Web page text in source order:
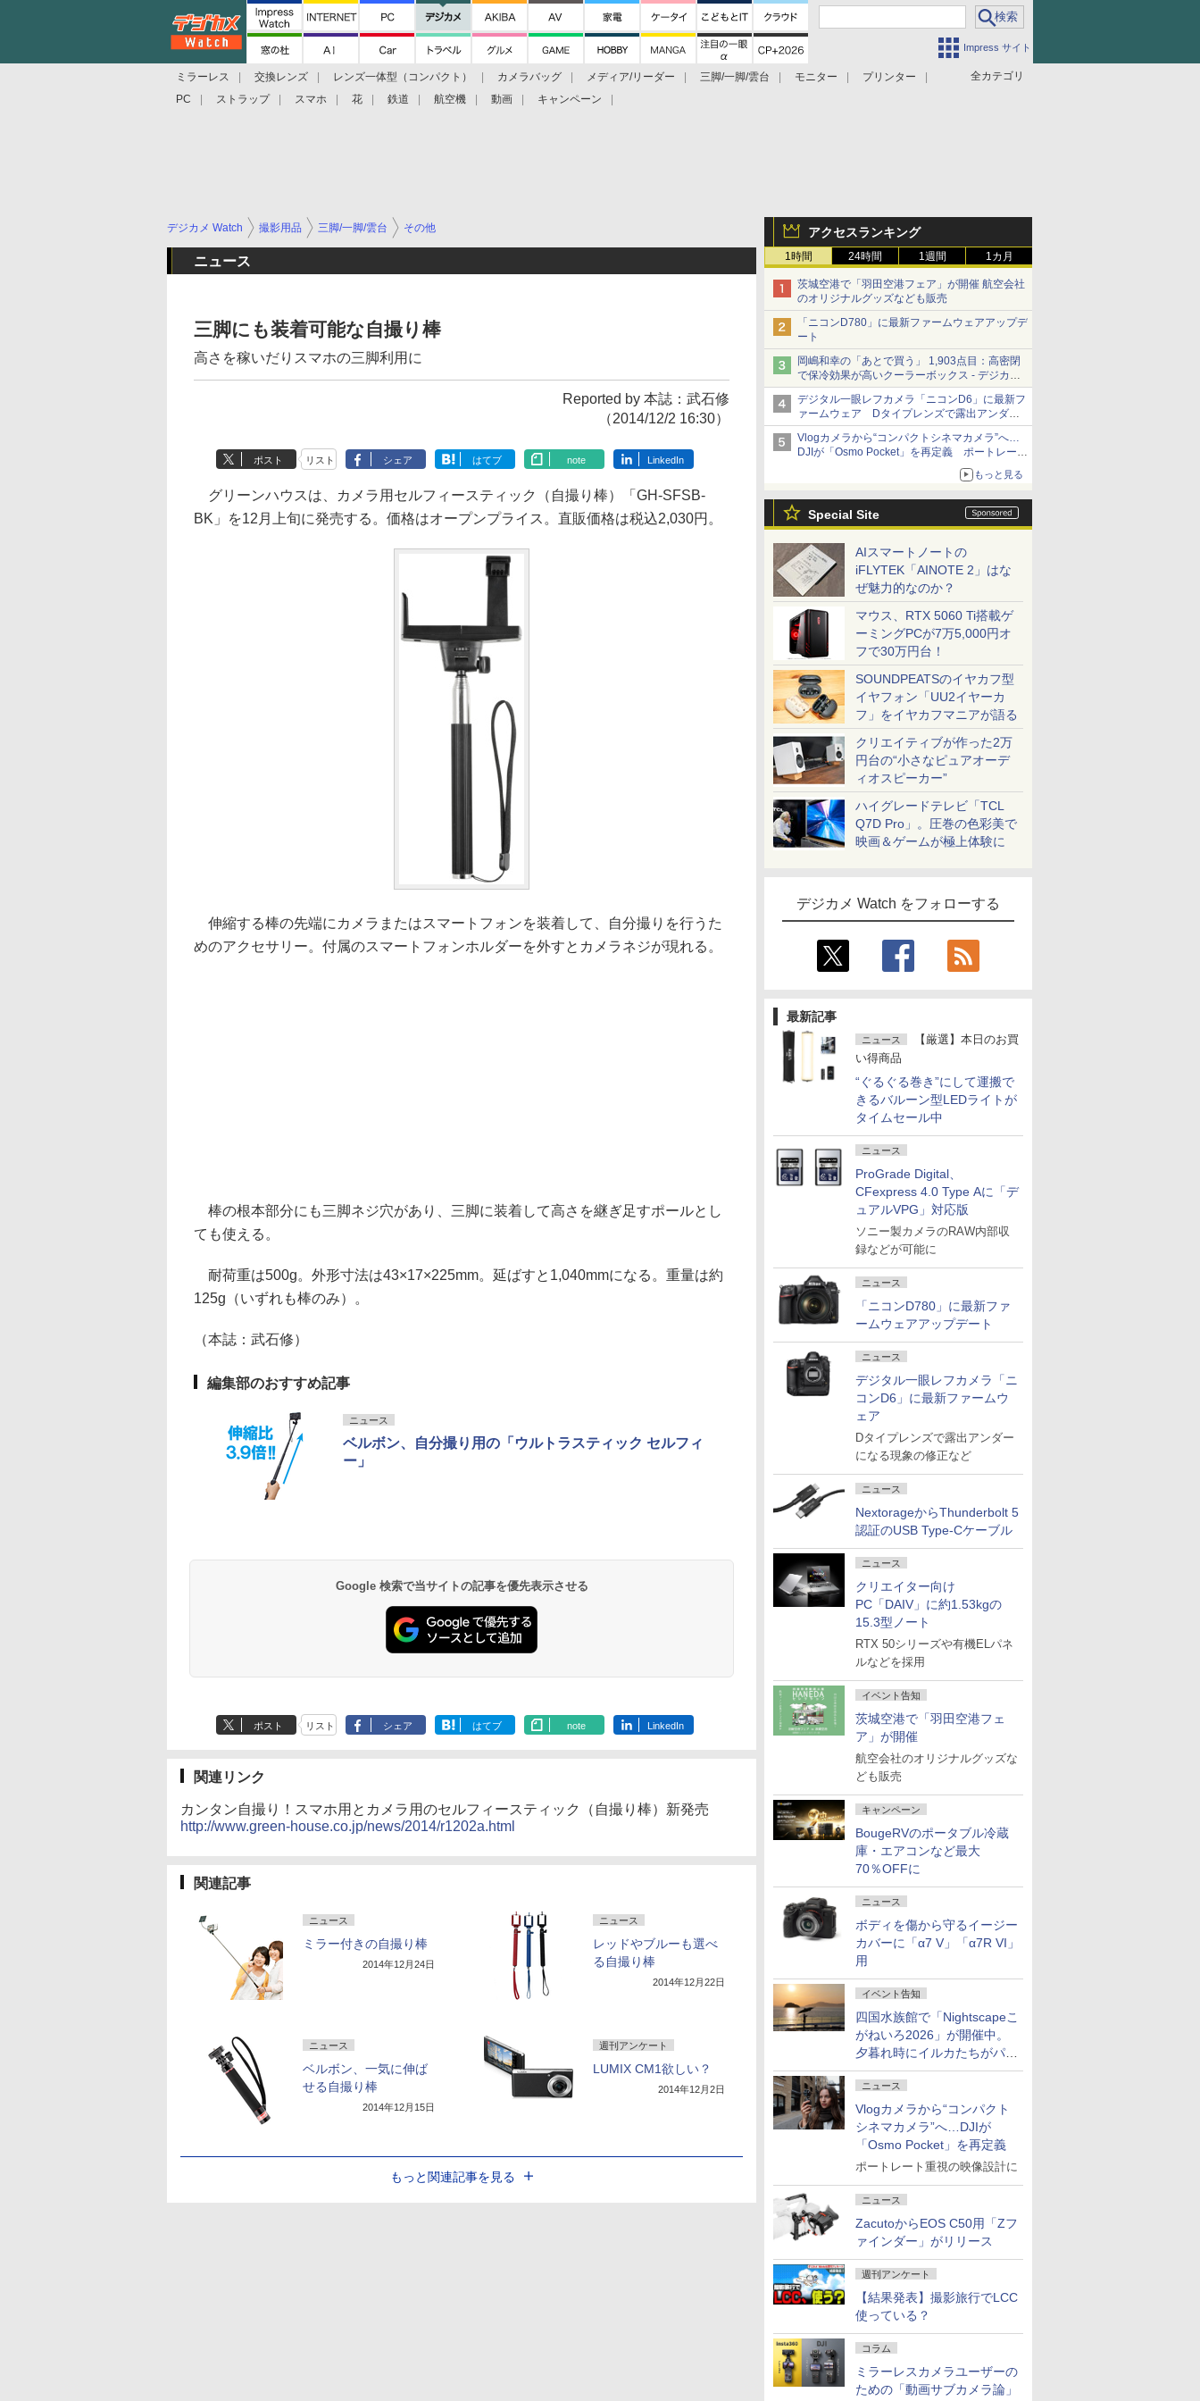
Impress サイト
全カテゴリ
ミラーレス 交換レンズ レンズ一体型（コンパクト） カメラバッグ メディア/リーダー 三脚/一脚/雲台 モニター
プリンター
PC
ストラップ スマホ 花 鉄道 航空機 動画 キャンペーン
アクセスランキング
1時間 24時間 1週間 1カ月
茨城空港で「羽田空港フェア」が開催 航空会社
のオリジナルグッズなども販売
「ニコンD780」に最新ファームウェアアップデ
ート
岡嶋和幸の「あとで買う」 1,903点目：高密閉
で保冷効果が高いクーラーボックス - デジカメ
Watch
デジタル一眼レフカメラ「ニコンD6」に最新フ
ァームウェア Dタイプレンズで露出アンダー
になる現象の修正など
Vlogカメラから“コンパクトシネマカメラ”へ…
DJIが「Osmo Pocket」を再定義 ポートレート
もっと見る
Special Site
AIスマートノートの
iFLYTEK「AINOTE 2」はな
ぜ魅力的なのか？
マウス、RTX 5060 Ti搭載ゲ
ーミングPCが7万5,000円オ
フで30万円台！
SOUNDPEATSのイヤカフ型
イヤフォン「UU2イヤーカ
フ」をイヤカフマニアが語る
クリエイティブが作った2万
円台の“小さなピュアオーデ
ィオスピーカー”
ハイグレードテレビ「TCL
Q7D Pro」。圧巻の色彩美で
映画＆ゲームが極上体験に
デジカメ Watch をフォローする
最新記事
ニュース
【厳選】本日のお買
い得商品
“ぐるぐる巻き”にして運搬で
きるバルーン型LEDライトが
タイムセール中
ニュース
ProGrade Digital、
CFexpress 4.0 Type Aに「デ
ュアルVPG」対応版
ソニー製カメラのRAW内部収
録などが可能に
ニュース
「ニコンD780」に最新ファ
ームウェアアップデート
ニュース
デジタル一眼レフカメラ「ニ
コンD6」に最新ファームウ
ェア
Dタイプレンズで露出アンダー
になる現象の修正など
ニュース
NextorageからThunderbolt 5
認証のUSB Type-Cケーブル
ニュース
クリエイター向け
PC「DAIV」に約1.53kgの
15.3型ノート
RTX 50シリーズや有機ELパネ
ルなどを採用
イベント告知
茨城空港で「羽田空港フェ
ア」が開催
航空会社のオリジナルグッズな
ども販売
キャンペーン
BougeRVのポータブル冷蔵
庫・エアコンなど最大
70％OFFに
ニュース
ボディを傷から守るイージー
カバーに「α7 V」「α7R VI」
用
イベント告知
四国水族館で「Nightscapeこ
がねいろ2026」が開催中。
夕暮れ時にイルカたちがパフ
ォーマンスを繰り広げる
ニュース
Vlogカメラから“コンパクト
シネマカメラ”へ…DJIが
「Osmo Pocket」を再定義
ポートレート重視の映像設計に
ニュース
ZacutoからEOS C50用「Zフ
ァインダー」がリリース
週刊アンケート
【結果発表】撮影旅行でLCC
使っている？
コラム
ミラーレスカメラユーザーの
ための「動画サブカメラ論」
デジカメ Watch 撮影用品 三脚/一脚/雲台 その他
ニュース
三脚にも装着可能な自撮り棒
高さを稼いだりスマホの三脚利用に
Reported by 本誌：武石修
（2014/12/2 16:30）
ポスト リスト シェア はてブ note LinkedIn
グリーンハウスは、カメラ用セルフィースティック（自撮り棒）「GH-SFSB-
BK」を12月上旬に発売する。価格はオープンプライス。直販価格は税込2,030円。
伸縮する棒の先端にカメラまたはスマートフォンを装着して、自分撮りを行うた
めのアクセサリー。付属のスマートフォンホルダーを外すとカメラネジが現れる。
棒の根本部分にも三脚ネジ穴があり、三脚に装着して高さを継ぎ足すポールとし
ても使える。
耐荷重は500g。外形寸法は43×17×225mm。延ばすと1,040mmになる。重量は約
125g（いずれも棒のみ）。
（本誌：武石修）
編集部のおすすめ記事
ニュース
ベルボン、自分撮り用の「ウルトラスティック セルフィ
ー」
Google 検索で当サイトの記事を優先表示させる
ポスト リスト シェア はてブ note LinkedIn
関連リンク
カンタン自撮り！スマホ用とカメラ用のセルフィースティック（自撮り棒）新発売
http://www.green-house.co.jp/news/2014/r1202a.html
関連記事
ニュース
ミラー付きの自撮り棒
2014年12月24日
ニュース
レッドやブルーも選べ
る自撮り棒
2014年12月22日
ニュース
ベルボン、一気に伸ば
せる自撮り棒
2014年12月15日
週刊アンケート
LUMIX CM1欲しい？
2014年12月2日
もっと関連記事を見る